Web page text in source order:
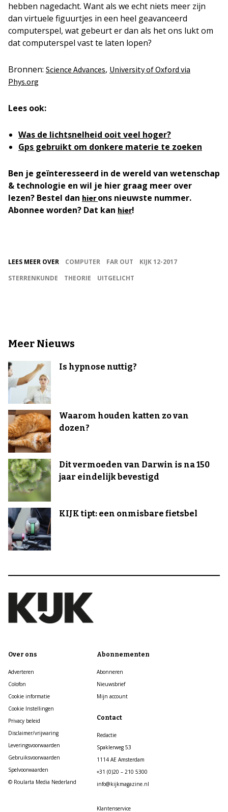
hebben nagedacht. Want als we echt niets meer zijn
dan virtuele figuurtjes in een heel geavanceerd
computerspel, wat gebeurt er dan als het ons lukt om
dat computerspel vast te laten lopen?
Bronnen: Science Advances, University of Oxford via
Phys.org
Lees ook:
Was de lichtsnelheid ooit veel hoger?
Gps gebruikt om donkere materie te zoeken
Ben je geïnteresseerd in de wereld van wetenschap
& technologie en wil je hier graag meer over
lezen? Bestel dan hierons nieuwste nummer.
Abonnee worden? Dat kan hier!
LEES MEER OVER COMPUTER FAR OUT
KIJK 12-2017
STERRENKUNDE
THEORIE UITGELICHT
Meer Nieuws
Is hypnose nuttig?
Waarom houden katten zo van
dozen?
Dit vermoeden van Darwin is na 150
jaar eindelijk bevestigd
KIJK tipt: een onmisbare fietsbel
Over ons
Adverteren
Colofon
Cookie informatie
Cookie Instellingen
Privacy beleid
Disclaimer/vrijwaring
Leveringsvoorwaarden
Gebruiksvoorwaarden
Spelvoorwaarden
© Roularta Media Nederland
Abonnementen
Abonneren
Nieuwsbrief
Mijn account
Contact
Redactie
Spaklerweg 53
1114 AE Amsterdam
+31 (0)20 – 210 5300
info@kijkmagazine.nl
Klantenservice